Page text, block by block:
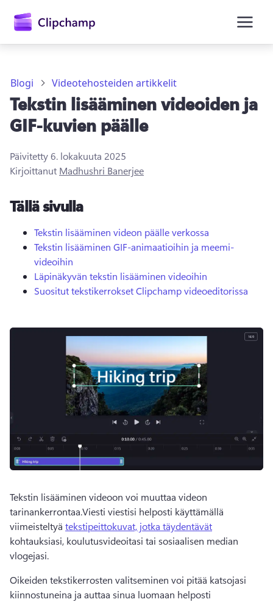
Kirjaudu sisään
Blogi Videotehosteiden artikkelit
Tekstin lisääminen videoiden ja
GIF-kuvien päälle
Päivitetty6. lokakuuta 2025
Kirjoittanut Madhushri Banerjee
Tällä sivulla
Tekstin lisääminen videon päälle verkossa
Tekstin lisääminen GIF-animaatioihin ja meemi-
videoihin
Läpinäkyvän tekstin lisääminen videoihin
Suositut tekstikerrokset Clipchamp videoeditorissa
Tekstin lisääminen videoon voi muuttaa videon
tarinankerrontaa.Viesti viestisi helposti käyttämällä
viimeisteltyä tekstipeittokuvat, jotka täydentävät
kohtauksiasi, koulutusvideoitasi tai sosiaalisen median
vlogejasi.
Oikeiden tekstikerrosten valitseminen voi pitää katsojasi
kiinnostuneina ja auttaa sinua luomaan helposti